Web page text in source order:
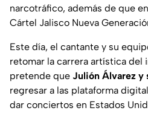
narcotráfico, además de que
Cártel Jalisco Nueva
Este día, el cantante y su
retomar la carrera artística del
pretende que Julión Álvarez y
regresar a las plataforma
dar conciertos en Estados